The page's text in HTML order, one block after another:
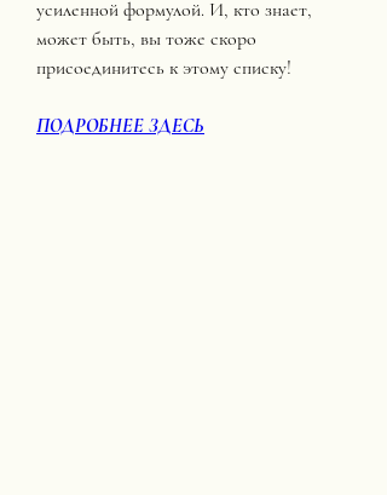
усиленной формулой. И, кто знает,
может быть, вы тоже скоро
присоединитесь к этому списку!
ПОДРОБНЕЕ ЗДЕСЬ